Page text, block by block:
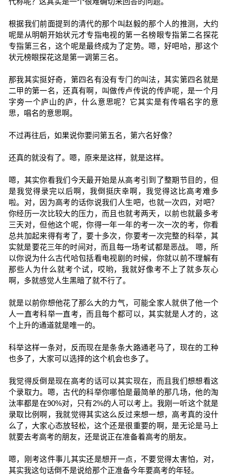
根据我们前面提到的清代的那个叫赵毅的那个人的推测，大约
呢是从明朝开始状元才专指电视的第一名榜眼专指第二名探花
专指第三名，这个呢是最终成为了定势。嗯，好吧哈，那这个
状元榜眼探花这是第一调第三名。
那我其实挺好奇，第四名有没有专门的叫法，其实第四名就是
二甲的第一名，还真有啊，叫做传卢传说的传庐呢，是一个月
字旁一个庐山的庐，什么意思呢？它其实是有传唱名字的意
思，唱名的意思啊。
不过再往后，如果说你要问第五名，第六名好像？
还真的就没有了。嗯，原来是这样，就是这样。
嗯，其实你看我们今天最开始是从高考引到了整期节目的，但
是我觉得录完以后啊，我倒挺庆幸啊，我觉得这比高考难多
啦。对，因为高考的话你说我们人生吧，也就一次四，对吧？
你经历一次比较大的压力，而且也就考两天，以前也就最多考
三天对，但他这个呢，你得一年一年的考一次一次的考，你看
总共加起来得有考了，要十多次，你要考一次完整的科举，其
实就是要花三年的时间对，而且每一场考试都是恶战。 嗯，所
以你说为什么古代哈包括看电视剧的时候，你就以前不理解有
那些人为什么就考个试，哎哟，我就好像考不上了就多灰心
啊，多就感觉人生黑暗了就不行了。
就是以前你想他花了那么大的力气，可能全家人就供了他一个
人一直考科举一直考，而且每个都可以，其实就是人才的，这
个上升的通道就是唯一的。
科举这样一条对，反而现在是条条大路通老马了，现在的工种
也多了，大家可以选择的这个机会也多了。
我觉得反倒是现在高考的话可以其实现在，而且我们想想看这
个录取力。嗯，古代的科举你哪怕是最简单的那几场，他的淘
汰率都是在90%对，只有2%的人可以考上。我刚一听这个就是
录取比例啊，我就觉得其实这么反过来想一想，高考真的没什
么了，大家心态放轻松，这个还是很重要的啊，是无论是马上
就要去考高考的朋友，还是说正在准备着高考的朋友。
嗯，刚考这件事儿其实还是想开一点，不要觉得太害怕，对，
其实我这句话倒不是说给那个正准备今年要高考的年轻。